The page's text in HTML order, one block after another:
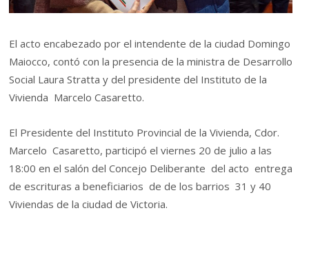
El acto encabezado por el intendente de la ciudad Domingo
Maiocco, contó con la presencia de la ministra de Desarrollo
Social Laura Stratta y del presidente del Instituto de la
Vivienda Marcelo Casaretto.
El Presidente del Instituto Provincial de la Vivienda, Cdor.
Marcelo Casaretto, participó el viernes 20 de julio a las
18:00 en el salón del Concejo Deliberante del acto entrega
de escrituras a beneficiarios de de los barrios 31 y 40
Viviendas de la ciudad de Victoria.